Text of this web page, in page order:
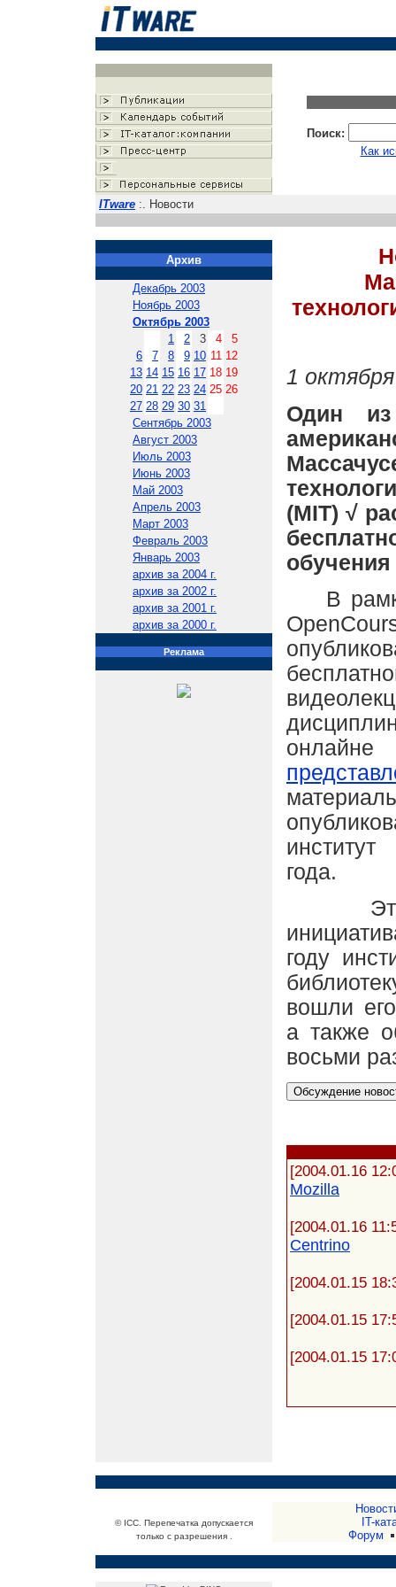
Поиск:
Как
ITware :. Новости
Архив
Декабрь 2003
Ноябрь 2003
Октябрь 2003
1
2 3 4
5
6
7 8 9 10 11 12
13 14 15 16 17 18 19
20 21 22 23 24 25 26
27 28 29 30 31
Сентябрь 2003
Август 2003
Июль 2003
Июнь 2003
Май 2003
Апрель 2003
Март 2003
Февраль 2003
Январь 2003
архив за 2004 г.
архив за 2002 г.
архив за 2001 г.
архив за 2000 г.
Реклама
1
Один
(MIT) √
В
года.
Это
году
вошли
а также
восьми
[2004.01.16
Mozilla
[2004.01.16
Centrino
[2004.01.15
[2004.01.15
[2004.01.15
© ICC. Перепечатка допускается
только с разрешения .
IT-
Форум